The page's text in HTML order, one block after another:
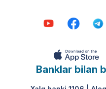
Banklar bilan